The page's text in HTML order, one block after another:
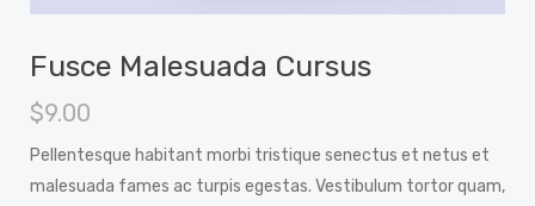
Fusce Malesuada Cursus
$9.00
Pellentesque habitant morbi tristique senectus et netus et
malesuada fames ac turpis egestas. Vestibulum tortor quam,